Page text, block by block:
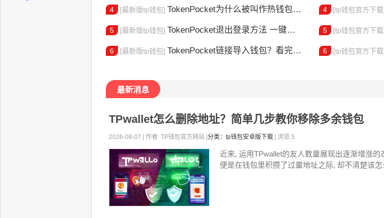
4 [最新版tp钱包] TokenPocket为什么被叫作热钱包？一文讲清楚
5 [最新版tp钱包] TokenPocket退出登录方法 一键切换账号超简单
6 [最新版tp钱包] TokenPocket链接导入钱包？看完这篇就懂了
4 [tp钱包官方下
5 [tp钱包官方下
6 [tp钱包官方下
最新消息
TPwallet怎么删除地址？简单几步教你移除多余钱包
2026-08-07 | 作者: TP钱包官方网站 | 分类：tp钱包安卓版下载 | 浏览:5
近来, 运用TPwallet的友人数量展现出逐渐增涨
便是在钱包里积攒了过量地址之际, 却不清楚该